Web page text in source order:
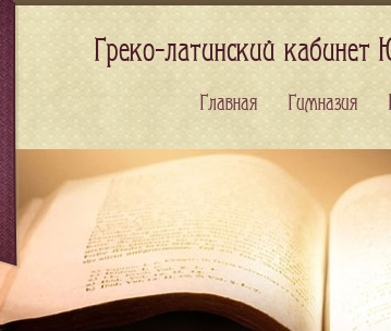
Греко-латинский
Главная Гимназия